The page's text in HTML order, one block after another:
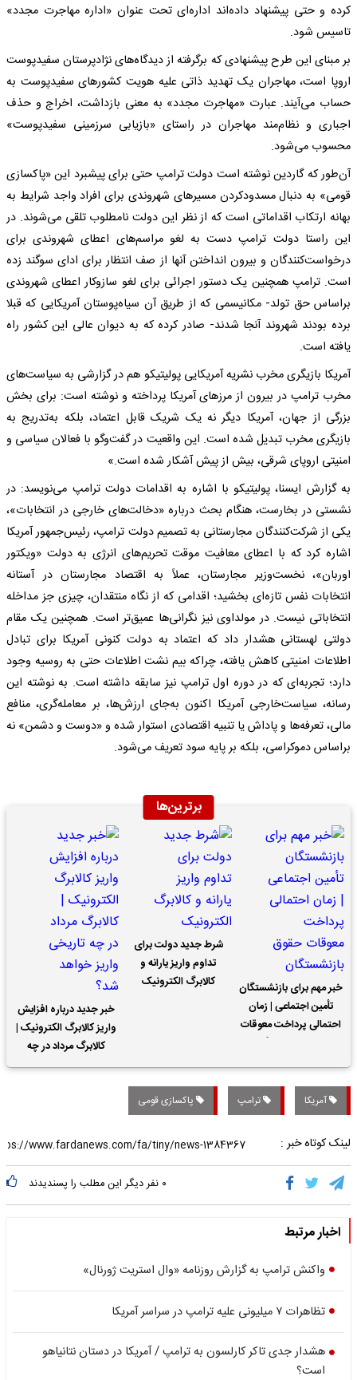
کرده و حتی پیشنهاد داده‌اند اداره‌ای تحت عنوان «اداره مهاجرت مجدد»
تاسیس شود.
بر مبنای این طرح پیشنهادی که برگرفته از دیدگاه‌های نژادپرستان سفیدپوست
اروپا است، مهاجران یک تهدید ذاتی علیه هویت کشورهای سفیدپوست به
حساب می‌آیند. عبارت «مهاجرت مجدد» به معنی بازداشت، اخراج و حذف
اجباری و نظام‌مند مهاجران در راستای «بازیابی سرزمینی سفیدپوست»
محسوب می‌شود.
آن‌طور که گاردین نوشته است دولت ترامپ حتی برای پیشبرد این «پاکسازی
قومی» به دنبال مسدود‌کردن مسیرهای شهروندی برای افراد واجد شرایط به
بهانه ارتکاب اقداماتی است که از نظر این دولت نامطلوب تلقی می‌شوند. در
این راستا دولت ترامپ دست به لغو مراسم‌های اعطای شهروندی برای
درخواست‌کنندگان و بیرون انداختن آنها از صف انتظار برای ادای سوگند زده
است. ترامپ همچنین یک دستور اجرائی برای لغو سازوکار اعطای شهروندی
براساس حق تولد- مکانیسمی که از طریق آن سیاه‌پوستان آمریکایی که قبلا
برده بودند شهروند آنجا ‌شدند- صادر کرده که به دیوان عالی این کشور راه
یافته است.
آمریکا بازیگری مخرب نشریه آمریکایی پولیتیکو هم در گزارشی به سیاست‌های
مخرب ترامپ در بیرون از مرزهای آمریکا پرداخته و نوشته است: برای بخش
بزرگی از جهان، آمریکا دیگر نه یک شریک قابل اعتماد، بلکه به‌تدریج به
بازیگری مخرب تبدیل شده است. این واقعیت در گفت‌وگو با فعالان سیاسی و
امنیتی اروپای شرقی، بیش از پیش آشکار شده است.»
به گزارش ایسنا، پولیتیکو با اشاره به اقدامات دولت ترامپ می‌نویسد: در
نشستی در بخارست، هنگام بحث درباره «دخالت‌های خارجی در انتخابات»،
یکی از شرکت‌کنندگان مجارستانی به تصمیم دولت ترامپ، رئیس‌جمهور آمریکا
اشاره کرد که با اعطای معافیت موقت تحریم‌های انرژی به دولت «ویکتور
اوربان»، نخست‌وزیر مجارستان، عملاً به اقتصاد مجارستان در آستانه
انتخابات نفس تازه‌ای بخشید؛ اقدامی که از نگاه منتقدان، چیزی جز مداخله
انتخاباتی نیست. در مولداوی نیز نگرانی‌ها عمیق‌تر است. همچنین یک مقام
دولتی لهستانی هشدار داد که اعتماد به دولت کنونی آمریکا برای تبادل
اطلاعات امنیتی کاهش یافته، چراکه بیم نشت اطلاعات حتی به روسیه وجود
دارد؛ تجربه‌ای که در دوره اول ترامپ نیز سابقه داشته است. به نوشته این
رسانه‌، سیاست‌خارجی آمریکا اکنون به‌جای ارزش‌ها، بر معامله‌گری، منافع
مالی، تعرفه‌ها و پاداش یا تنبیه اقتصادی استوار شده و «دوست و دشمن» نه
بر‌اساس دموکراسی، بلکه بر پایه سود تعریف می‌شود.
برترین‌ها
خبر مهم برای بازنشستگان
تأمین اجتماعی | زمان
احتمالی پرداخت معوقات
شرط جدید دولت برای
تداوم واریز یارانه و
کالابرگ الکترونیک
خبر جدید درباره افزایش
واریز کالابرگ الکترونیک |
کالابرگ مرداد در چه
تاریخی واریز خواهد شد؟
آمریکا ترامپ پاکسازی قومی
لینک کوتاه خبر :
۰ نفر دیگر این مطلب را پسندیدند
اخبار مرتبط
واکنش ترامپ به گزارش روزنامه «وال استریت ژورنال»
تظاهرات ۷ میلیونی علیه ترامپ در سراسر آمریکا
هشدار جدی تاکر کارلسون به ترامپ / آمریکا در دستان نتانیاهو
است؟